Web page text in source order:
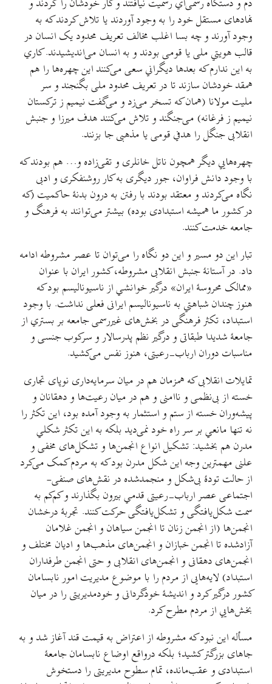
دم و دستگاه رسمی‌اي رسمیت نیافتند و کار خودشان را کردند و
نهادهای مستقل خود را به وجود آوردند یا تلاش کردند که به
وجود آورند و چه بسا اغلب مخالف تعریف محدود یک انسان در
قالب هویتي ملی یا قومی بودند و به انسان می‌اندیشیدند. کاري
به این ندارم که بعدها دیگراني سعی می‌کنند این چهره‌ها را هم
همقد خودشان سازند تا در تعریف محدود ملی بگنجند و سر
ملیت مولانا (همان که تسخر می‌زد و می‌گفت نیمیم ز ترکستان
نیمیم ز فرغانه) می‌جنگند و تلاش می‌کنند هدف میرزا و جنبش
انقلابی جنگل را هدفي قومی یا مذهبی جا بزنند.
چهره‌هایي دیگر همچون ناتل خانلری و تقی‌زاده و… هم بودند که
با وجود دانش فراوان، جور دیگری به کار روشنفکری و ادبی
نگاه می‌کردند و معتقد بودند با رفتن به درون بدنهٔ حاکمیت (که
در کشور ما همیشه استبدادی بوده) بیشتر می‌توانند به فرهنگ و
جامعه خدمت کنند.
تبار این دو مسیر و این دو نگاه را می‌توان تا عصر مشروطه ادامه
داد. در آستانهٔ جنبش انقلابی مشروطه، کشور ایران با عنوان
«ممالک محروسهٔ ایران» درگیر خوانشي از ناسیونالیسم بود که
هنوز چندان شباهتي به ناسیونالیسم ایرانی فعلی نداشت. با وجود
استبداد، تکثر فرهنگی در بخش‌های غیررسمی جامعه بر بستري از
جامعهٔ شدیدا طبقاتی و درگیر نظم پدرسالار و سرکوب جنسی و
مناسبات دوران ارباب‌-رعیتی، هنوز نفس می‌کشید.
تمایلات انقلابی که همزمان هم در میان سرمایه‌داری نوپای تجاری
خسته از بی‌نظمی و ناامنی و هم در میان رعیت‌ها و دهقانان و
پیشه‌وران خسته از ستم و استثمار به وجود آمده بود، این تکثر را
نه تنها مانعي بر سر راه خود نمی‌دید بلکه به این تکثر شکلي
مدرن هم بخشید: تشکیل انواع انجمن‌ها و تشکل‌های مخفی و
علنی مهمترین وجه این شکل مدرن بود که به مردم کمک می‌کرد
از حالت تودهٔ بی‌شکل و منجمدشده در نقش‌های صنفی‌-
اجتماعی عصر ارباب‌-رعیتی قدمي بیرون بگذارند و کم‌کم به
سمت شکل‌یافتگی و تشکل‌یافتگی حرکت کنند. تجربهٔ درخشان
انجمن‌ها (از انجمن زنان تا انجمن سیاهان و انجمن غلامان
آزادشده تا انجمن خبازان و انجمن‌های مذهب‌ها و ادیان مختلف و
انجمن‌های دهقانی و انجمن‌های انقلابی و حتی انجمن طرفداران
استبداد) لایه‌هایی از مردم را با موضوع مدیریت امور نابسامان
کشور درگیر کرد و اندیشهٔ خودگردانی و خودمدیریتی را در میان
بخش‌هایي از مردم مطرح کرد.
مسأله این نبود که مشروطه از اعتراض به قیمت قند آغاز شد و به
جاهای بزرگتر کشید؛ بلکه درواقع اوضاع نابسامان جامعهٔ
استبدادی و عقب‌مانده، تمام سطوح مدیریتی را دستخوش